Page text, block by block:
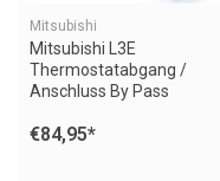
Mitsubishi
Mitsubishi L3E
Thermostatabgang /
Anschluss By Pass
Minibagger
€84,95*